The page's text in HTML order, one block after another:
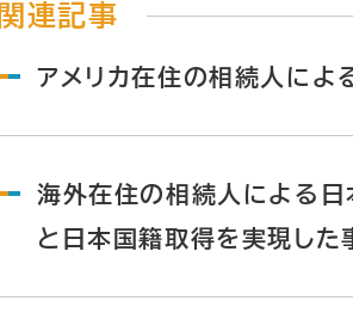
関連記事
アメリカ在住の相続人によ
海外在住の相続人による日
と日本国籍取得を実現した